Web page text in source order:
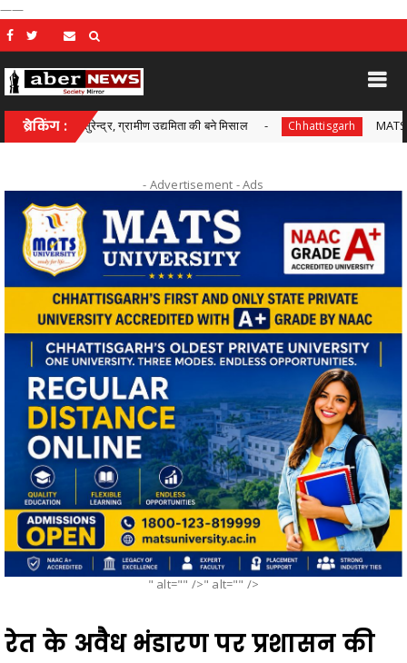
——
ब्रेकिंग :
के सुरेन्द्र, ग्रामीण उद्यमिता की बने मिसाल Chhattisgarh MATS लॉ स्कूल
- Advertisement -Ads
" alt="" />" alt="" />
रेत के अवैध भंडारण पर प्रशासन की